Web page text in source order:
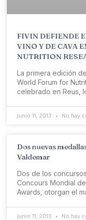
FIVIN DEFIENDE
VINO Y DE CAVA
NUTRITION
La primera edición
World Forum for
celebrado en Reus,
junio 11, 2013 No hay
Dos nuevas
Valdemar
Dos de los
Concours Mondial
Awards, otorgan el
junio 11, 2013 No hay